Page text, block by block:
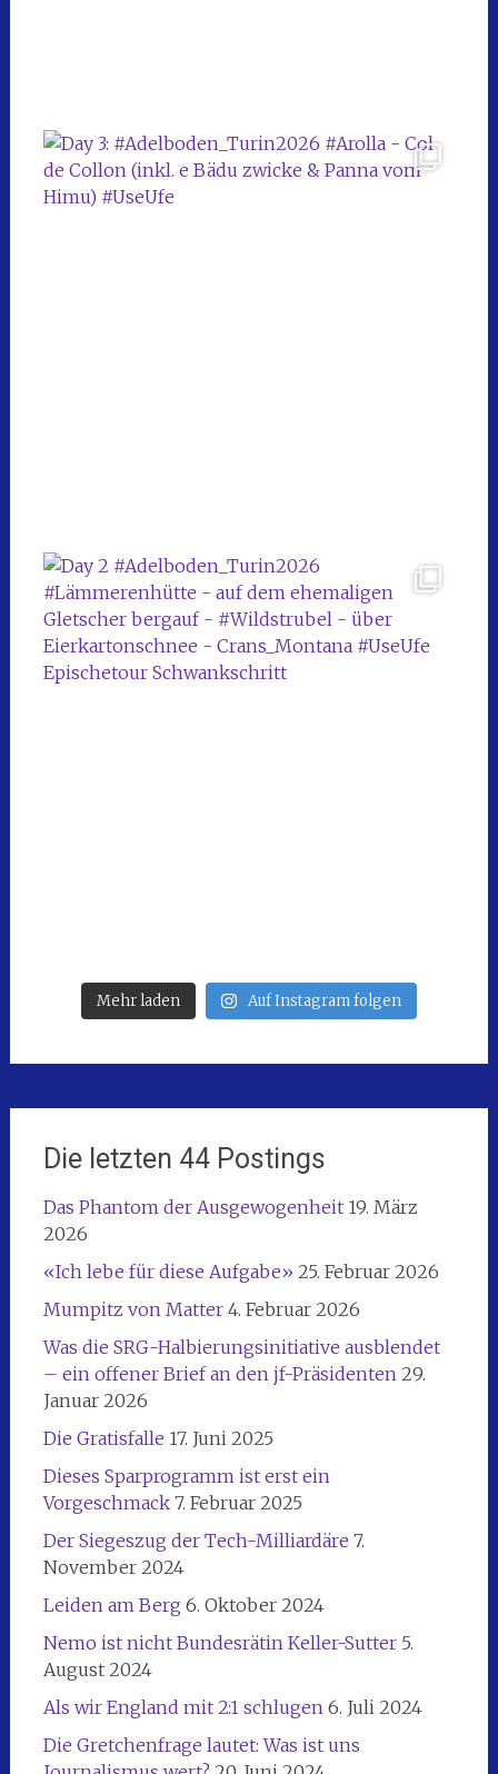
Mehr laden Auf Instagram folgen
Die letzten 44 Postings
Das Phantom der Ausgewogenheit 19. März
2026
«Ich lebe für diese Aufgabe» 25. Februar 2026
Mumpitz von Matter 4. Februar 2026
Was die SRG-Halbierungsinitiative ausblendet
– ein offener Brief an den jf-Präsidenten 29.
Januar 2026
Die Gratisfalle 17. Juni 2025
Dieses Sparprogramm ist erst ein
Vorgeschmack 7. Februar 2025
Der Siegeszug der Tech-Milliardäre 7.
November 2024
Leiden am Berg 6. Oktober 2024
Nemo ist nicht Bundesrätin Keller-Sutter 5.
August 2024
Als wir England mit 2:1 schlugen 6. Juli 2024
Die Gretchenfrage lautet: Was ist uns